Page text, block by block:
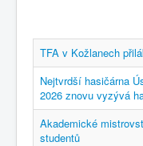
TFA v Kožlanech
Nejtvrdší hasičárna
2026 znovu vyzývá
Akademické
studentů